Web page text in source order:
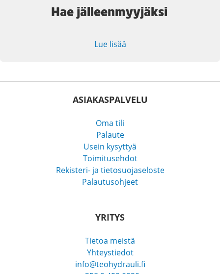
Hae jälleenmyyjäksi
Lue lisää
ASIAKASPALVELU
Oma tili
Palaute
Usein kysyttyä
Toimitusehdot
Rekisteri- ja tietosuojaseloste
Palautusohjeet
YRITYS
Tietoa meistä
Yhteystiedot
info@teohydrauli.fi